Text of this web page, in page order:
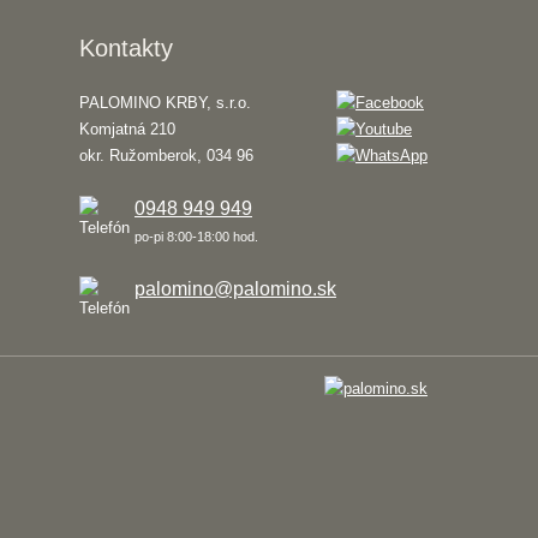
Kontakty
PALOMINO KRBY, s.r.o.
Komjatná 210
okr. Ružomberok, 034 96
0948 949 949
po-pi 8:00-18:00 hod.
palomino@palomino.sk